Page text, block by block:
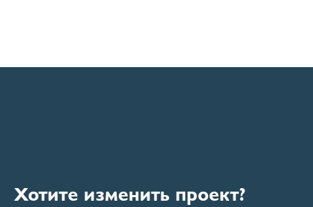
Хотите изменить проект?